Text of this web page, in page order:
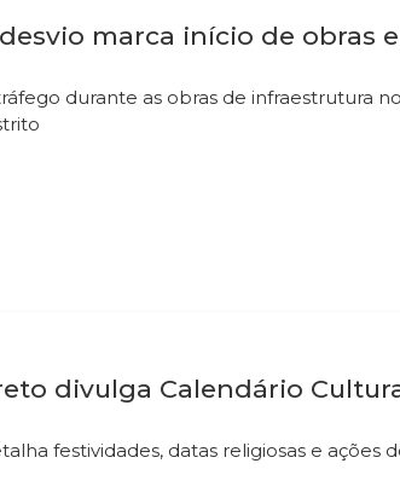
marca início de obras
durante as obras de infraestrutura
divulga Calendário
festividades, datas religiosas e ações